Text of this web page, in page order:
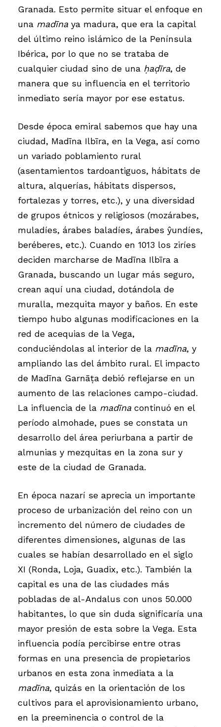
Granada. Esto permite situar el enfoque en
una madīna ya madura, que era la capital
del último reino islámico de la Península
Ibérica, por lo que no se trataba de
cualquier ciudad sino de una ḥaḍīra, de
manera que su influencia en el territorio
inmediato sería mayor por ese estatus.
Desde época emiral sabemos que hay una
ciudad, Madīna Ilbīra, en la Vega, así como
un variado poblamiento rural
(asentamientos tardoantiguos, hábitats de
altura, alquerías, hábitats dispersos,
fortalezas y torres, etc.), y una diversidad
de grupos étnicos y religiosos (mozárabes,
muladíes, árabes baladíes, árabes ŷundíes,
beréberes, etc.). Cuando en 1013 los ziríes
deciden marcharse de Madīna Ilbīra a
Granada, buscando un lugar más seguro,
crean aquí una ciudad, dotándola de
muralla, mezquita mayor y baños. En este
tiempo hubo algunas modificaciones en la
red de acequias de la Vega,
conduciéndolas al interior de la madīna, y
ampliando las del ámbito rural. El impacto
de Madīna Garnāṭa debió reflejarse en un
aumento de las relaciones campo-ciudad.
La influencia de la madīnacontinuó en el
período almohade, pues se constata un
desarrollo del área periurbana a partir de
almunias y mezquitas en la zona sur y
este de la ciudad de Granada.
En época nazarí se aprecia un importante
proceso de urbanización del reino con un
incremento del número de ciudades de
diferentes dimensiones, algunas de las
cuales se habían desarrollado en el siglo
XI (Ronda, Loja, Guadix, etc.). También la
capital es una de las ciudades más
pobladas de al-Andalus con unos 50.000
habitantes, lo que sin duda significaría una
mayor presión de esta sobre la Vega. Esta
influencia podía percibirse entre otras
formas en una presencia de propietarios
urbanos en esta zona inmediata a la
madīna, quizás en la orientación de los
cultivos para el aprovisionamiento urbano,
en la preeminencia o control de la